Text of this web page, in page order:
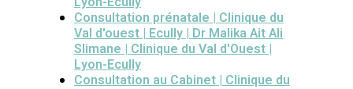
Consultation prénatale | Clinique du
Val d'ouest | Ecully | Dr Malika Ait Ali
Slimane | Clinique du Val d'Ouest |
Lyon-Ecully
Consultation au Cabinet | Clinique du